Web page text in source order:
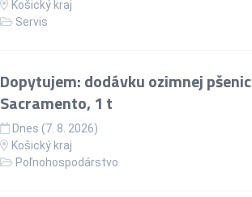
Košický kraj
Servis
Dopytujem: dodávku ozimnej
Sacramento, 1 t
Dnes (7. 8. 2026)
Košický kraj
Poľnohospodárstvo